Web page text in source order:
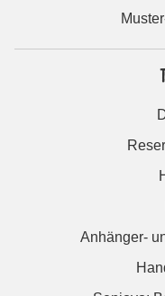
Anhänger-